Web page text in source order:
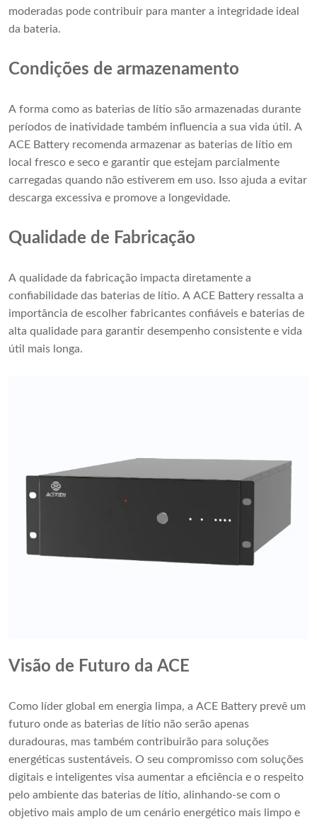
moderadas pode contribuir para manter a integridade ideal
da bateria.
Condições de armazenamento
A forma como as baterias de lítio são armazenadas durante
períodos de inatividade também influencia a sua vida útil. A
ACE Battery recomenda armazenar as baterias de lítio em
local fresco e seco e garantir que estejam parcialmente
carregadas quando não estiverem em uso. Isso ajuda a evitar
descarga excessiva e promove a longevidade.
Qualidade de Fabricação
A qualidade da fabricação impacta diretamente a
confiabilidade das baterias de lítio. A ACE Battery ressalta a
importância de escolher fabricantes confiáveis ​​e baterias de
alta qualidade para garantir desempenho consistente e vida
útil mais longa.
Visão de Futuro da ACE
Como líder global em energia limpa, a ACE Battery prevê um
futuro onde as baterias de lítio não serão apenas
duradouras, mas também contribuirão para soluções
energéticas sustentáveis. O seu compromisso com soluções
digitais e inteligentes visa aumentar a eficiência e o respeito
pelo ambiente das baterias de lítio, alinhando-se com o
objetivo mais amplo de um cenário energético mais limpo e